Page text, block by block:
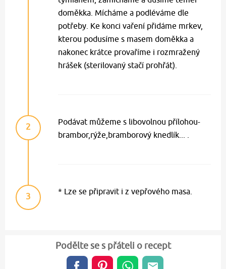
doměkka. Mícháme a podléváme dle
potřeby. Ke konci vaření přidáme mrkev,
kterou podusíme s masem doměkka a
nakonec krátce provaříme i rozmražený
hrášek (sterilovaný stačí prohřát).
2
Podávat můžeme s libovolnou přílohou-
brambor,rýže,bramborový knedlík... .
3 * Lze se připravit i z vepřového masa.
Podělte se s přáteli o recept